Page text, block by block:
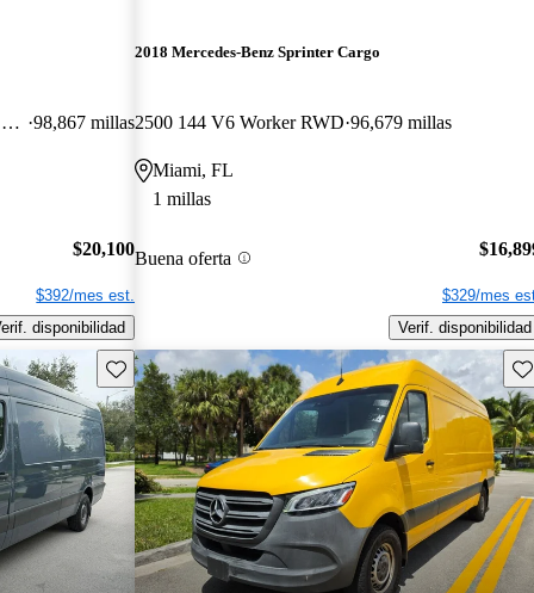
3500 170 V6 High Roof Crew Van RWD 98,867 millas
$20,100
$392/mes est.
disponibilidad
2018 Mercedes-Benz Sprinter Cargo
2500 144 V6 Worker RWD 96,679 millas
Miami, FL
1 millas
Buena oferta
$329/mes
Verif. disponibilidad
Guarda este Aviso